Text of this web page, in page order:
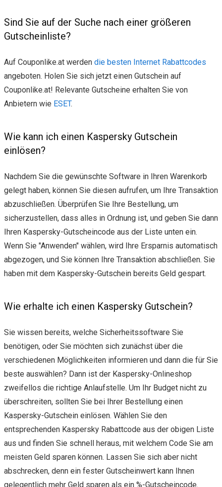
Sind Sie auf der Suche nach einer größeren
Gutscheinliste?
Auf Couponlike.at werden die besten Internet Rabattcodes
angeboten. Holen Sie sich jetzt einen Gutschein auf
Couponlike.at! Relevante Gutscheine erhalten Sie von
Anbietern wie ESET.
Wie kann ich einen Kaspersky Gutschein
einlösen?
Nachdem Sie die gewünschte Software in Ihren Warenkorb
gelegt haben, können Sie diesen aufrufen, um Ihre Transaktion
abzuschließen. Überprüfen Sie Ihre Bestellung, um
sicherzustellen, dass alles in Ordnung ist, und geben Sie dann
Ihren Kaspersky-Gutscheincode aus der Liste unten ein.
Wenn Sie "Anwenden" wählen, wird Ihre Ersparnis automatisch
abgezogen, und Sie können Ihre Transaktion abschließen. Sie
haben mit dem Kaspersky-Gutschein bereits Geld gespart.
Wie erhalte ich einen Kaspersky Gutschein?
Sie wissen bereits, welche Sicherheitssoftware Sie
benötigen, oder Sie möchten sich zunächst über die
verschiedenen Möglichkeiten informieren und dann die für Sie
beste auswählen? Dann ist der Kaspersky-Onlineshop
zweifellos die richtige Anlaufstelle. Um Ihr Budget nicht zu
überschreiten, sollten Sie bei Ihrer Bestellung einen
Kaspersky-Gutschein einlösen. Wählen Sie den
entsprechenden Kaspersky Rabattcode aus der obigen Liste
aus und finden Sie schnell heraus, mit welchem Code Sie am
meisten Geld sparen können. Lassen Sie sich aber nicht
abschrecken, denn ein fester Gutscheinwert kann Ihnen
gelegentlich mehr Geld sparen als ein %-Gutscheincode.